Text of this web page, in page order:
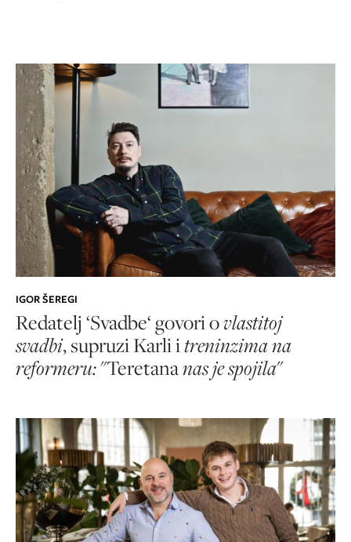
IGOR ŠEREGI
Redatelj ‘Svadbe‘ govori ovlastitoj
svadbi, supruzi Karli itreninzima na
reformeru:"Teretananas je spojila"